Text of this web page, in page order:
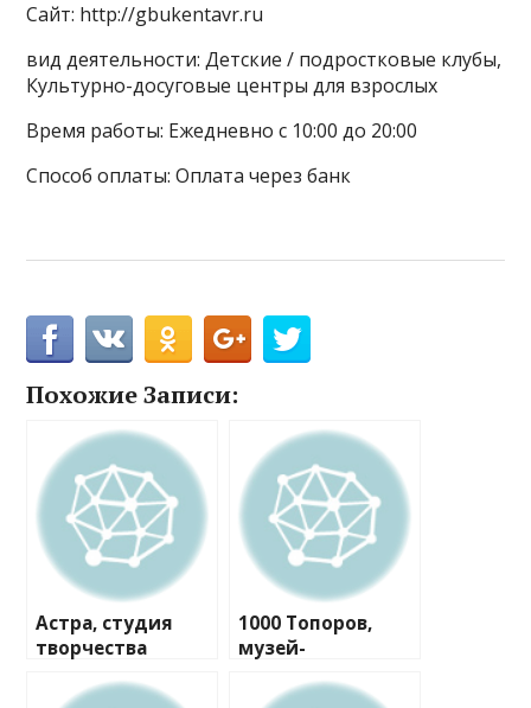
Сайт: http://gbukentavr.ru
вид деятельности: Детские / подростковые клубы,
Культурно-досуговые центры для взрослых
Время работы: Ежедневно с 10:00 до 20:00
Способ оплаты: Оплата через банк
Похожие Записи:
Астра, студия
творчества
1000 Топоров,
музей-